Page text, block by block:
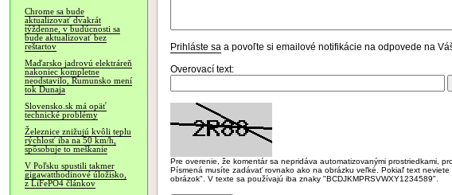
Chrome sa bude
aktualizovať dvakrát
týždenne, v budúcnosti sa
bude aktualizovať bez
reštartov
Maďarsko jadrovú elektráreň
nakoniec kompletne
neodstavilo, Rumunsko mení
tok Dunaja
Slovensko.sk má opäť
technické problémy
Železnice znižujú kvôli teplu
rýchlosť iba na 50 km/h,
spôsobuje to meškanie
V Poľsku spustili takmer
gigawatthodinové úložisko,
z LiFePO4 článkov
Prihláste sa a povoľte si emailové notifikácie na odpovede na
Overovací text:
Pre overenie, že komentár sa nepridáva automatizovanými prostriedkami,
Písmená musíte zadávať rovnako ako na obrázku veľké. Pokiaľ text
obrázok". V texte sa používajú iba znaky "BCDJKMPRSVWXY1234589".